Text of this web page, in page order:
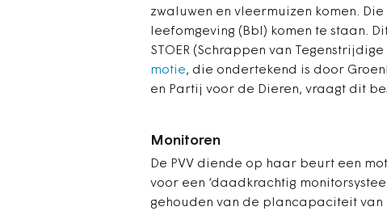
zwaluwen en vleermuizen komen. Die
leefomgeving (Bbl) komen te staan.
STOER (Schrappen van
motie, die ondertekend is door
en Partij voor de Dieren, vraagt dit
Monitoren
De PVV diende op haar beurt een
voor een ‘daadkrachtig
gehouden van de plancapaciteit van